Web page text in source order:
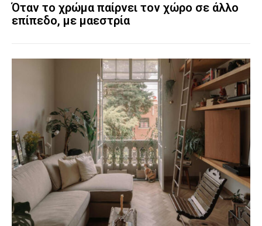
Όταν το χρώμα παίρνει τον χώρο σε άλλο
επίπεδο, με μαεστρία